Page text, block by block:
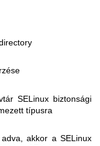
SELinux biztonsági
típusra
akkor a SELinux